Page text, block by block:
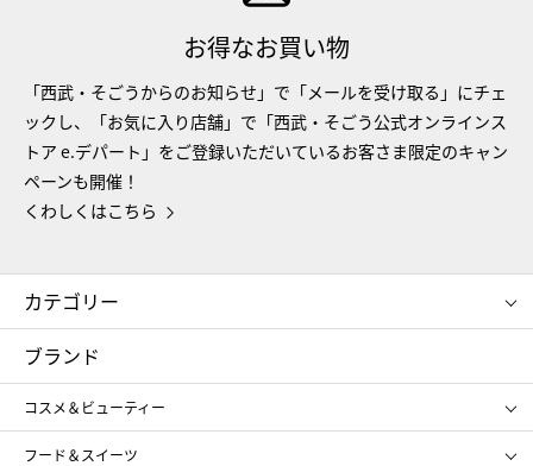
お得なお買い物
「西武・そごうからのお知らせ」で「メールを受け取る」にチェ
ックし、「お気に入り店舗」で「西武・そごう公式オンラインス
トア e.デパート」をご登録いただいているお客さま限定のキャン
ペーンも開催！
くわしくはこちら
カテゴリー
コスメ＆ビューティー
ギフト
レディース
メンズ
スポーツ・アウトドア
ブランド
コスメ＆ビューティー
SHISEIDO
フード＆スイーツ